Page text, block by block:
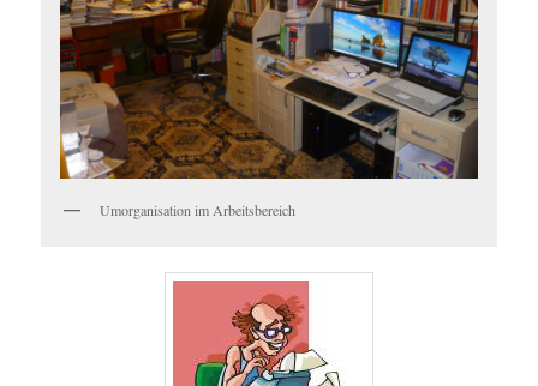
Umorganisation im Arbeitsbereich